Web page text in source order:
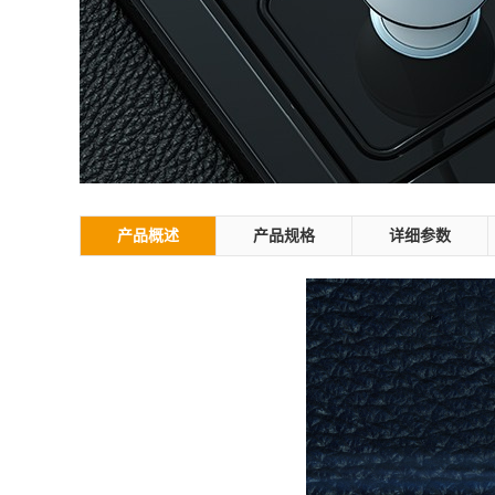
产品概述 产品规格 详细参数